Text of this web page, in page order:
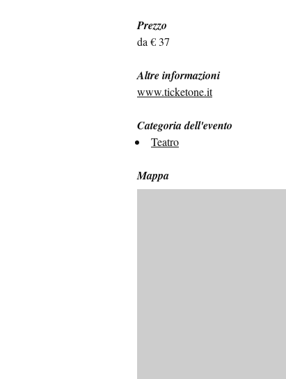
Prezzo
da € 37
Altre informazioni
www.ticketone.it
Categoria dell'evento
Teatro
Mappa